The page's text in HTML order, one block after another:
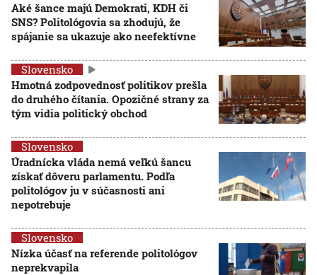
Aké šance majú Demokrati, KDH či
SNS? Politológovia sa zhodujú, že
spájanie sa ukazuje ako neefektívne
Slovensko
Hmotná zodpovednosť politikov prešla
do druhého čítania. Opozičné strany za
tým vidia politický obchod
Slovensko
Úradnícka vláda nemá veľkú šancu
získať dôveru parlamentu. Podľa
politológov ju v súčasnosti ani
nepotrebuje
Slovensko
Nízka účasť na referende politológov
neprekvapila